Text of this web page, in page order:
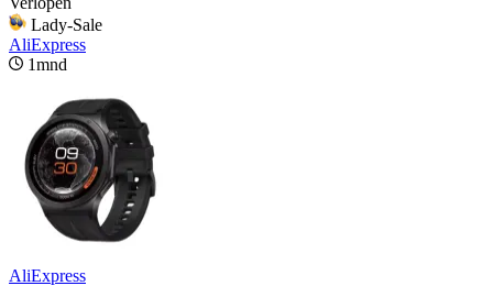
Lady-Sale
AliExpress
1mnd
AliExpress